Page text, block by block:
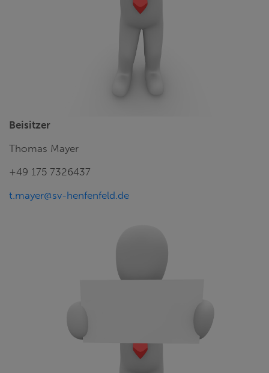
Beisitzer
Thomas Mayer
+49 175 7326437
t.mayer@sv-henfenfeld.de